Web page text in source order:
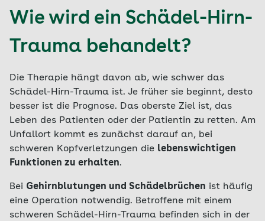
Wie wird ein Schädel-Hirn-
Trauma behandelt?
Die Therapie hängt davon ab, wie schwer das
Schädel-Hirn-Trauma ist. Je früher sie beginnt, desto
besser ist die Prognose. Das oberste Ziel ist, das
Leben des Patienten oder der Patientin zu retten. Am
Unfallort kommt es zunächst darauf an, bei
schweren Kopfverletzungen die lebenswichtigen
Funktionen zu erhalten.
Bei Gehirnblutungen und Schädelbrüchen ist häufig
eine Operation notwendig. Betroffene mit einem
schweren Schädel-Hirn-Trauma befinden sich in der